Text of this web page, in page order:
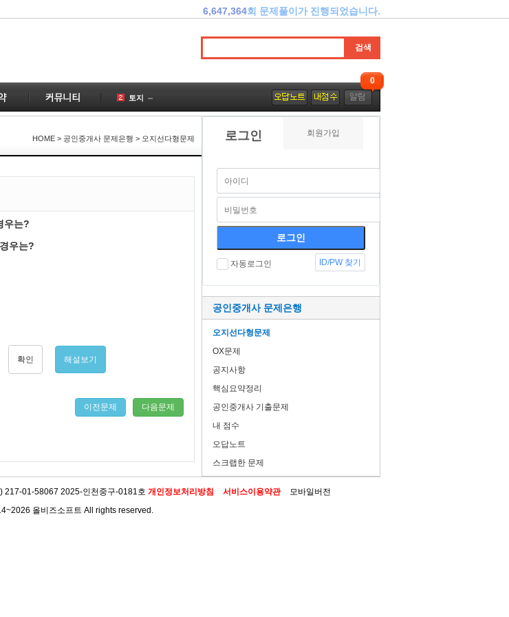
6,647,364회 문제풀이가 진행되었습니다.
0
토지
공인중개사
로그인 회원가입
자동로그인 ID/PW 찾기
공인중개사 문제은행
오지선다형문제
OX문제
공지사항
핵심요약정리
공인중개사 기출문제
내 점수
오답노트
스크랩한 문제
HOME > 공인중개사 문제은행 > 오지선다형문제
우는?
우는?
확인 해설보기
다음문제
이전문제
217-01-58067 2025-인천중구-0181호 개인정보처리방침 서비스이용약관
모바일버전
올비즈소프트 All rights reserved.